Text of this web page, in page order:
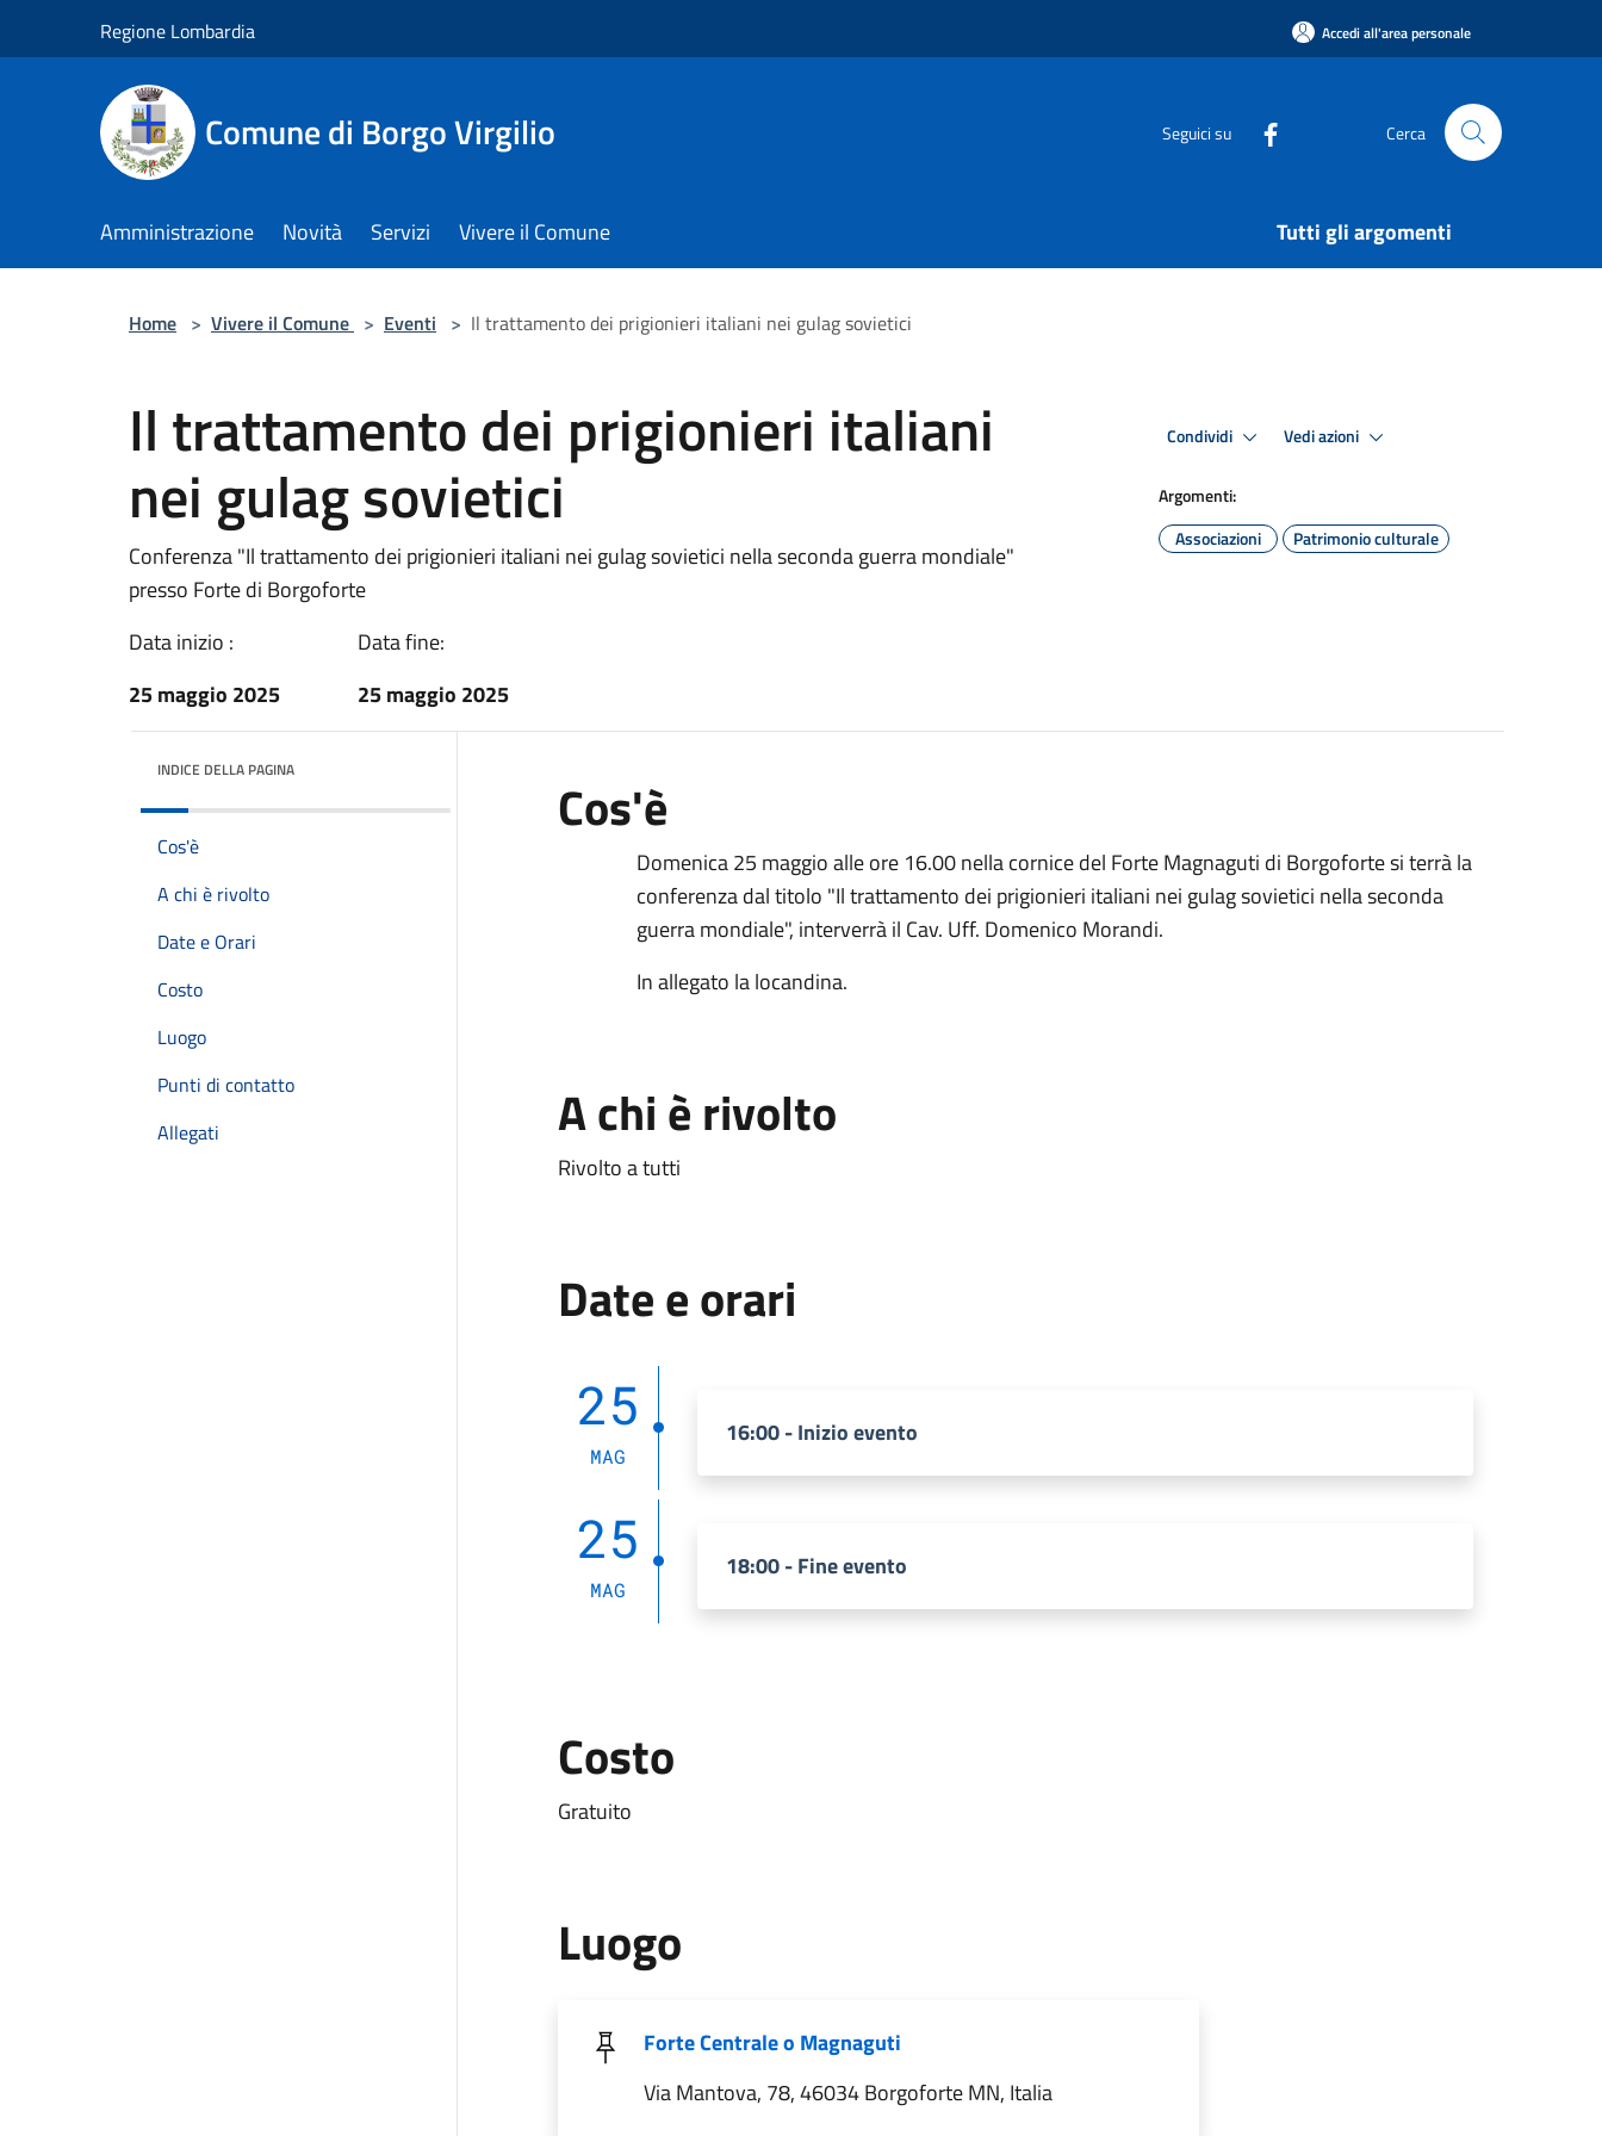
Regione Lombardia Accedi all'area personale
Comune di Borgo Virgilio Seguici su Cerca
Amministrazione Novità Servizi Vivere il Comune Tutti gli argomenti
Home > Vivere il Comune > Eventi > Il trattamento dei prigionieri italiani nei gulag sovietici
Il trattamento dei prigionieri italiani
nei gulag sovietici
Conferenza "Il trattamento dei prigionieri italiani nei gulag sovietici nella seconda guerra mondiale"
presso Forte di Borgoforte
Data inizio :
25 maggio 2025
Data fine:
25 maggio 2025
Condividi Vedi azioni
Argomenti:
Associazioni
Patrimonio culturale
INDICE DELLA PAGINA
Cos'è
A chi è rivolto
Date e Orari
Costo
Luogo
Punti di contatto
Allegati
Cos'è
Domenica 25 maggio alle ore 16.00 nella cornice del Forte Magnaguti di Borgoforte si terrà la
conferenza dal titolo "Il trattamento dei prigionieri italiani nei gulag sovietici nella seconda
guerra mondiale", interverrà il Cav. Uff. Domenico Morandi.
In allegato la locandina.
A chi è rivolto
Rivolto a tutti
Date e orari
25
MAG
16:00 - Inizio evento
25
MAG
18:00 - Fine evento
Costo
Gratuito
Luogo
Forte Centrale o Magnaguti
Via Mantova, 78, 46034 Borgoforte MN, Italia